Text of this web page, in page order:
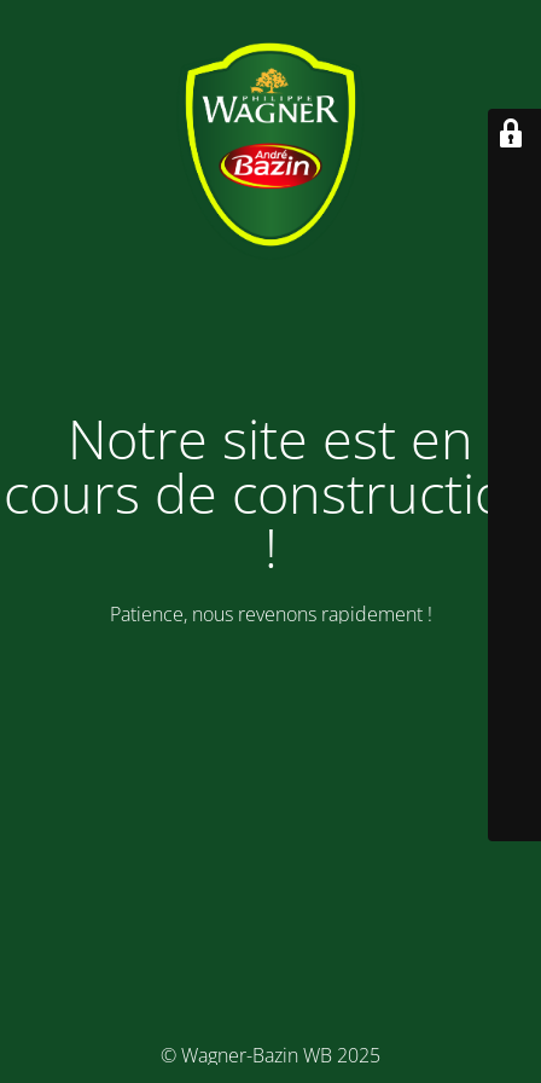
Notre site est en
cours de construction
!
Patience, nous revenons rapidement !
© Wagner-Bazin WB 2025